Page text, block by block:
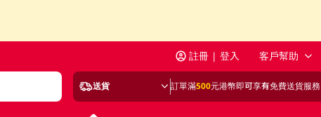
註冊 | 登入 客戶幫助
送貨 訂單滿500元港幣即可享有免費送貨服務